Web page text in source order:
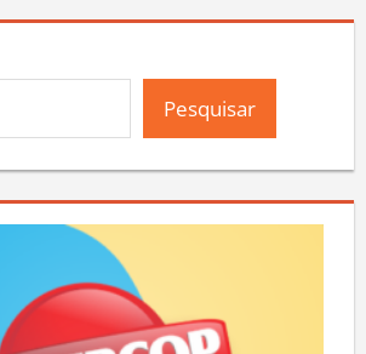
Pesquisar